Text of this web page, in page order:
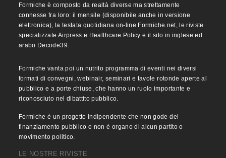
Formiche è composto da realtà diverse ma strettamente
connesse fra loro: il mensile (disponibile anche in versione
elettronica), la testata quotidiana on-line Formiche.net, le riviste
specializzate Airpress e Healthcare Policy e il sito in inglese ed
arabo Decode39.
Formiche vanta poi un nutrito programma di eventi nei diversi
formati di convegni, webinair, seminari e tavole rotonde aperte al
pubblico e a porte chiuse, che hanno un ruolo importante e
riconosciuto nel dibattito pubblico.
Formiche è un progetto indipendente che non gode del
finanziamento pubblico e non è organo di alcun partito o
movimento politico.
LE NOSTRE RIVISTE